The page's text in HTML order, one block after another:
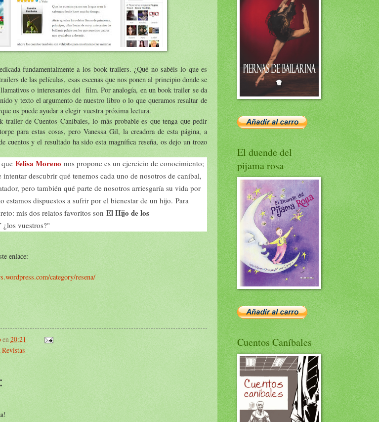
fundamentalmente a los book trailers. ¿Qué no sabéis lo que es
de las películas, esas escenas que nos ponen al principio donde se
o interesantes del film. Por analogía, en un book trailer se da
y texto el argumento de nuestro libro o lo que queramos resaltar de
os puede ayudar a elegir vuestra próxima lectura.
trailer de Cuentos Caníbales, lo más probable es que tenga que pedir
para estas cosas, pero Vanessa Gil, la creadora de esta página, a
cuentos y el resultado ha sido esta magnífica reseña, os dejo un trozo
Felisa Moreno nos propone es un ejercicio de conocimiento;
descubrir qué tenemos cada uno de nosotros de caníbal,
pero también qué parte de nosotros arriesgaría su vida por
estamos dispuestos a sufrir por el bienestar de un hijo. Para
mis dos relatos favoritos son El Hijo de los
¿los vuestros?"
enlace:
category/resena/
en 20:21
Revistas
El duende del
pijama rosa
Cuentos Caníbales